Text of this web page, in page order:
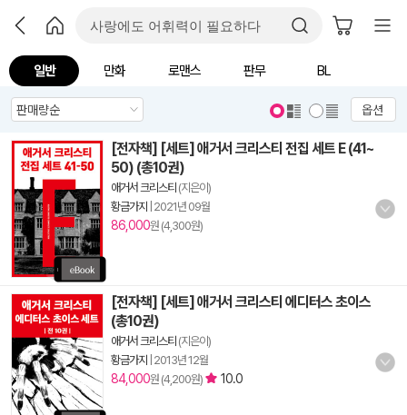
일반 만화 로맨스 판무 BL
옵션
[전자책] [세트] 애거서 크리스티 전집 세트 E (41~
50) (총10권)
애거서 크리스티 (지은이)
황금가지
2021년 09월
86,000원 (4,300원)
[전자책] [세트] 애거서 크리스티 에디터스 초이스
(총10권)
애거서 크리스티 (지은이)
황금가지
2013년 12월
84,000원 (4,200원) 10.0